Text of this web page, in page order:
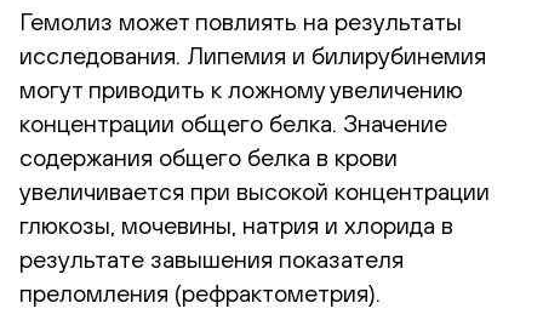
Гемолиз может повлиять на результаты
исследования. Липемия и билирубинемия
могут приводить к ложному увеличению
концентрации общего белка. Значение
содержания общего белка в крови
увеличивается при высокой концентрации
глюкозы, мочевины, натрия и хлорида в
результате завышения показателя
преломления (рефрактометрия).